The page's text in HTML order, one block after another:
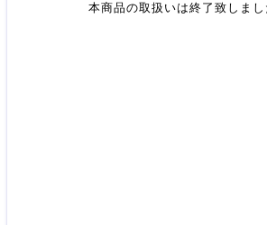
本商品の取扱いは終了致しまし